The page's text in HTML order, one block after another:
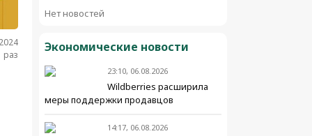
раз
Нет новостей
Экономические новости
23:10, 06.08.2026
Wildberries расширила
меры поддержки продавцов
14:17, 06.08.2026